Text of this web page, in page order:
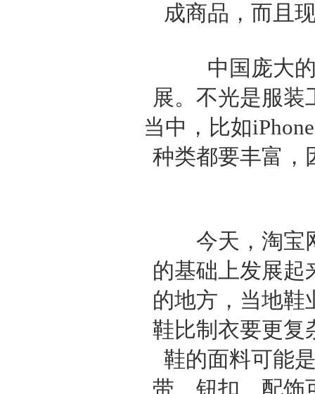
成商品，而且
中国庞大的
展。不光是服装
当中，比如
种类都要丰富，
今天，淘宝网
的基础上发展起
的地方，当地鞋
鞋比制衣要更复
鞋的面料可能
带、钮扣、配饰